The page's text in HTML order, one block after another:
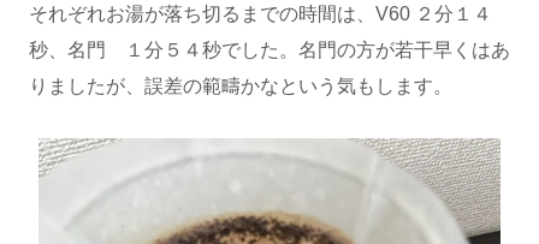
それぞれお湯が落ち切るまでの時間は、V60 ２分１４
秒、名門 １分５４秒でした。名門の方が若干早くはあ
りましたが、誤差の範疇かなという気もします。